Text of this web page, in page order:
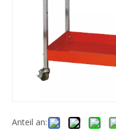
Anteil an: